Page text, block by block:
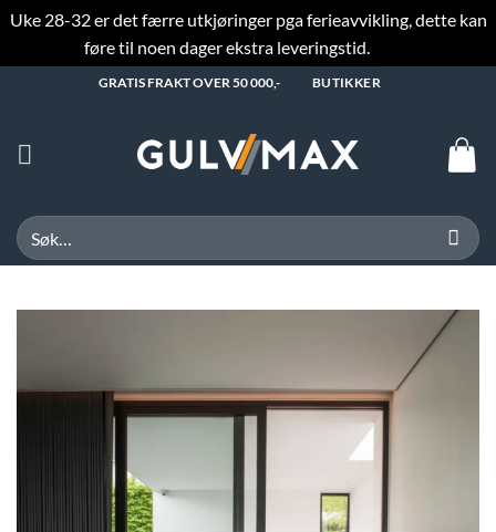
Uke 28-32 er det færre utkjøringer pga ferieavvikling, dette kan
føre til noen dager ekstra leveringstid.
GRATIS FRAKT OVER 50 000,- BUTIKKER
Søk
etter: